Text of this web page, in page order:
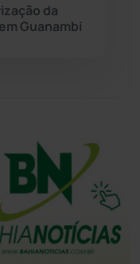
da
Guanambi